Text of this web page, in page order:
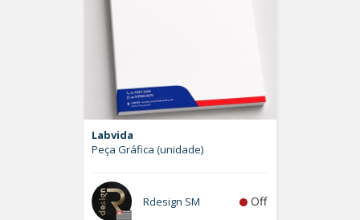
Labvida
Peça Gráfica (unidade)
Rdesign SM Off